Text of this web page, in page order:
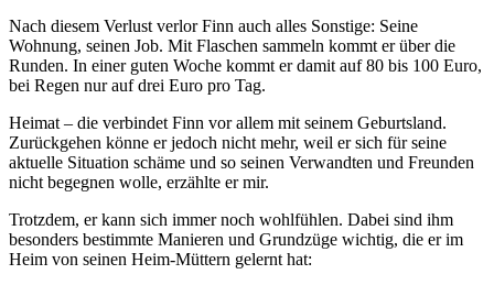
Nach diesem Verlust verlor Finn auch alles Sonstige: Seine
Wohnung, seinen Job. Mit Flaschen sammeln kommt er über die
Runden. In einer guten Woche kommt er damit auf 80 bis 100 Euro,
bei Regen nur auf drei Euro pro Tag.
Heimat – die verbindet Finn vor allem mit seinem Geburtsland.
Zurückgehen könne er jedoch nicht mehr, weil er sich für seine
aktuelle Situation schäme und so seinen Verwandten und Freunden
nicht begegnen wolle, erzählte er mir.
Trotzdem, er kann sich immer noch wohlfühlen. Dabei sind ihm
besonders bestimmte Manieren und Grundzüge wichtig, die er im
Heim von seinen Heim-Müttern gelernt hat: